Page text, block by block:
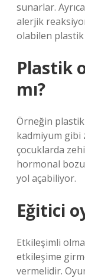
sunarlar.
alerjik
olabilen
Plastik
mı?
Örneğin
kadmiyum gibi
çocuklarda
hormonal
yol açabiliyor.
Eğitici
Etkileşimli
etkileşime
vermelidir.